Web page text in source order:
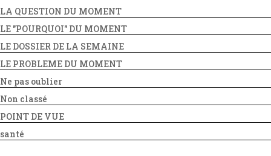
LA QUESTION DU MOMENT
LE "POURQUOI" DU MOMENT
LE DOSSIER DE LA SEMAINE
LE PROBLEME DU MOMENT
Ne pas oublier
Non classé
POINT DE VUE
santé